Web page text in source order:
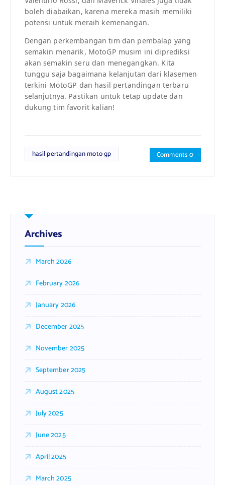
boleh diabaikan, karena mereka masih memiliki
potensi untuk meraih kemenangan.
Dengan perkembangan tim dan pembalap yang
semakin menarik, MotoGP musim ini diprediksi
akan semakin seru dan menegangkan. Kita
tunggu saja bagaimana kelanjutan dari klasemen
terkini MotoGP dan hasil pertandingan terbaru
selanjutnya. Pastikan untuk tetap update dan
dukung tim favorit kalian!
hasil pertandingan moto gp Comments 0
Archives
March 2026
February 2026
January 2026
December 2025
November 2025
September 2025
August 2025
July 2025
June 2025
April 2025
March 2025